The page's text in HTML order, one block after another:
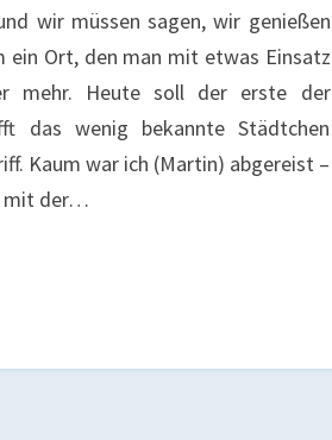
wir müssen sagen, wir genießen
ein Ort, den man mit etwas Einsatz
mehr. Heute soll der erste der
das wenig bekannte Städtchen
Kaum war ich (Martin) abgereist –
mit der…